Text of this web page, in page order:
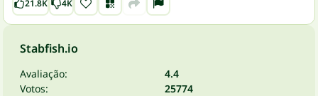
21.8K 4K
Stabfish.io
Avaliação:
4.4
Votos:
25774